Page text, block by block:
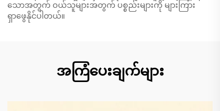
သောအတွက် ဝယ်သူများအတွက် ပစ္စည်းများကို များကြား
ရှာဖွေနိုင်ပါတယ်။
အကြံပေးချက်များ